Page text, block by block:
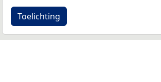
Toelichting